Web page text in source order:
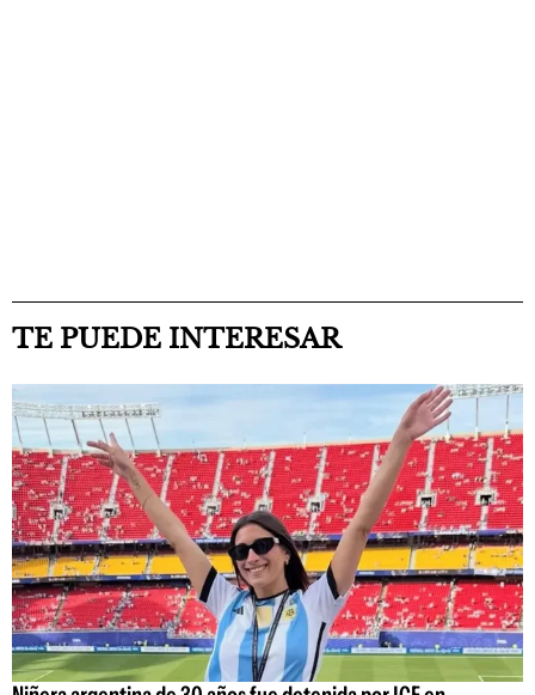
TE PUEDE INTERESAR